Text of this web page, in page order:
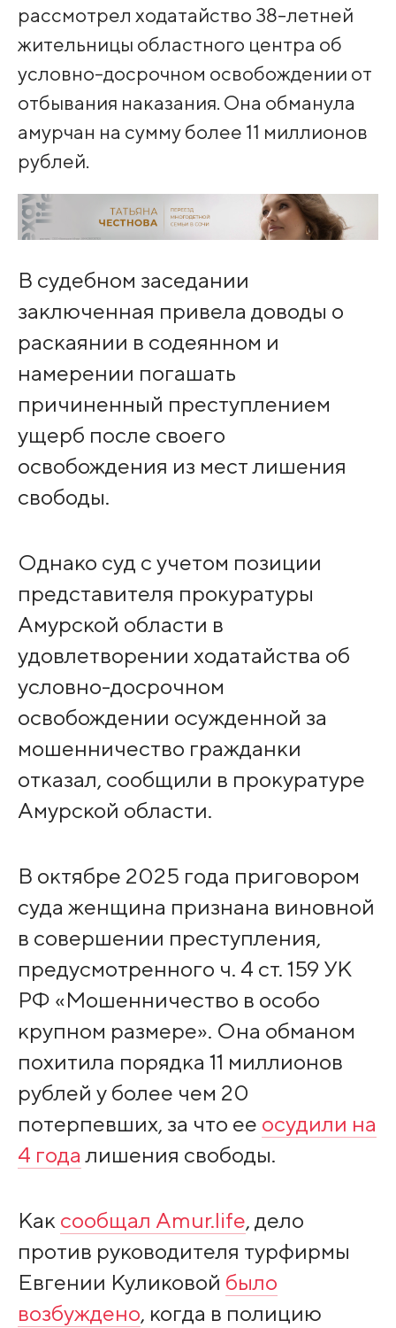
рассмотрел ходатайство 38-летней
жительницы областного центра об
условно-досрочном освобождении от
отбывания наказания. Она обманула
амурчан на сумму более 11 миллионов
рублей.
В судебном заседании
заключенная привела доводы о
раскаянии в содеянном и
намерении погашать
причиненный преступлением
ущерб после своего
освобождения из мест лишения
свободы.
Однако суд с учетом позиции
представителя прокуратуры
Амурской области в
удовлетворении ходатайства об
условно-досрочном
освобождении осужденной за
мошенничество гражданки
отказал, сообщили в прокуратуре
Амурской области.
В октябре 2025 года приговором
суда женщина признана виновной
в совершении преступления,
предусмотренного ч. 4 ст. 159 УК
РФ «Мошенничество в особо
крупном размере». Она обманом
похитила порядка 11 миллионов
рублей у более чем 20
потерпевших, за что ее осудили на
4 года лишения свободы.
Как сообщал Amur.life, дело
против руководителя турфирмы
Евгении Куликовой было
возбуждено, когда в полицию